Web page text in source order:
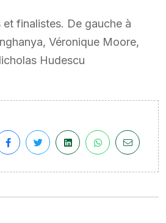
finalistes. De gauche à
Véronique Moore,
Hudescu